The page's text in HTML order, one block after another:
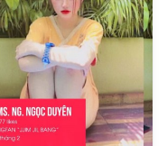
khảo sát:
335K
115K